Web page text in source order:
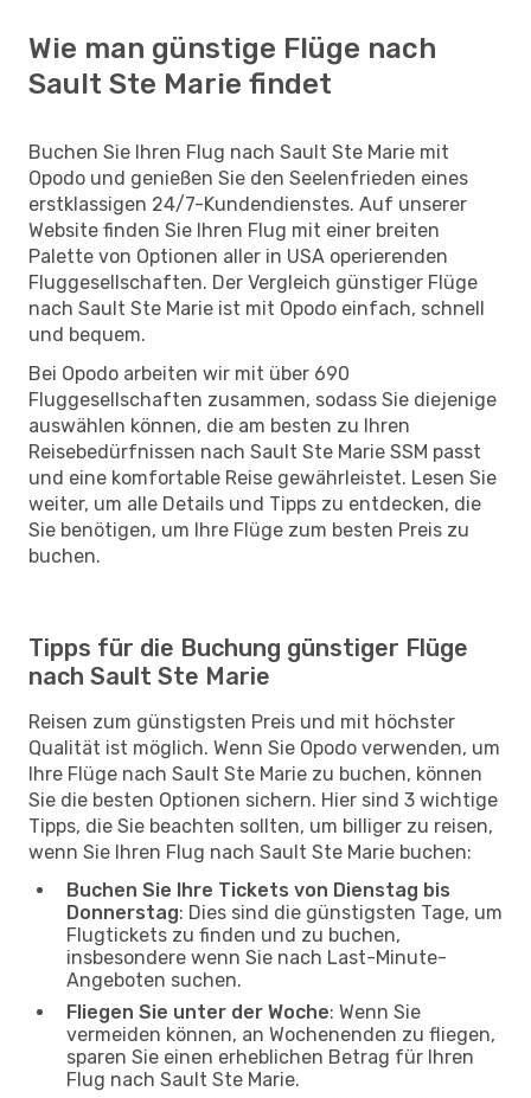
Wie man günstige Flüge nach
Sault Ste Marie findet
Buchen Sie Ihren Flug nach Sault Ste Marie mit
Opodo und genießen Sie den Seelenfrieden eines
erstklassigen 24/7-Kundendienstes. Auf unserer
Website finden Sie Ihren Flug mit einer breiten
Palette von Optionen aller in USA operierenden
Fluggesellschaften. Der Vergleich günstiger Flüge
nach Sault Ste Marie ist mit Opodo einfach, schnell
und bequem.
Bei Opodo arbeiten wir mit über 690
Fluggesellschaften zusammen, sodass Sie diejenige
auswählen können, die am besten zu Ihren
Reisebedürfnissen nach Sault Ste Marie SSM passt
und eine komfortable Reise gewährleistet. Lesen Sie
weiter, um alle Details und Tipps zu entdecken, die
Sie benötigen, um Ihre Flüge zum besten Preis zu
buchen.
Tipps für die Buchung günstiger Flüge
nach Sault Ste Marie
Reisen zum günstigsten Preis und mit höchster
Qualität ist möglich. Wenn Sie Opodo verwenden, um
Ihre Flüge nach Sault Ste Marie zu buchen, können
Sie die besten Optionen sichern. Hier sind 3 wichtige
Tipps, die Sie beachten sollten, um billiger zu reisen,
wenn Sie Ihren Flug nach Sault Ste Marie buchen:
Buchen Sie Ihre Tickets von Dienstag bis
Donnerstag: Dies sind die günstigsten Tage, um
Flugtickets zu finden und zu buchen,
insbesondere wenn Sie nach Last-Minute-
Angeboten suchen.
Fliegen Sie unter der Woche: Wenn Sie
vermeiden können, an Wochenenden zu fliegen,
sparen Sie einen erheblichen Betrag für Ihren
Flug nach Sault Ste Marie.